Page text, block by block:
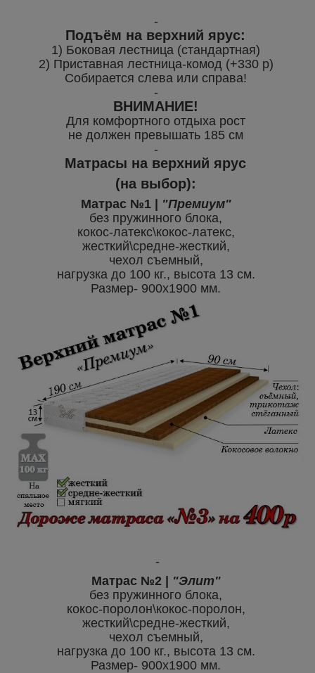
-
Подъём на верхний ярус:
1) Боковая лестница (стандартная)
2) Приставная лестница-комод (+330 р)
Собирается слева или справа!
-
ВНИМАНИЕ!
Для комфортного отдыха рост
не должен превышать 185 см
-
Матрасы на верхний ярус
(на выбор):
Матрас №1 |
"Премиум"
без пружинного блока,
кокос-латекс\кокос-латекс,
жесткий\средне-жесткий,
чехол съемный,
нагрузка до 100 кг., высота 13 см.
Размер- 900х1900 мм.
-
Матрас №2 | "Элит"
без пружинного блока,
кокос-поролон\кокос-поролон,
жесткий\средне-жесткий,
чехол съемный,
нагрузка до 100 кг., высота 13 см.
Размер- 900х1900 мм.